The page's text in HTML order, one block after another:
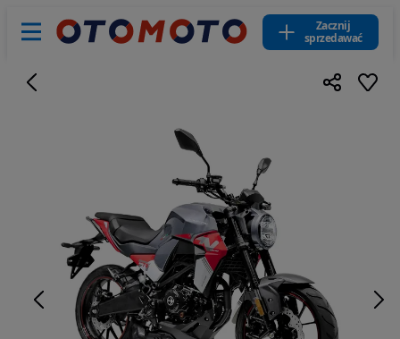
Zacznij
sprzedawać